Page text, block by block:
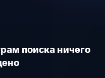
поиска ничего